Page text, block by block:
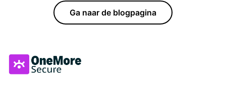
Ga naar de blogpagina